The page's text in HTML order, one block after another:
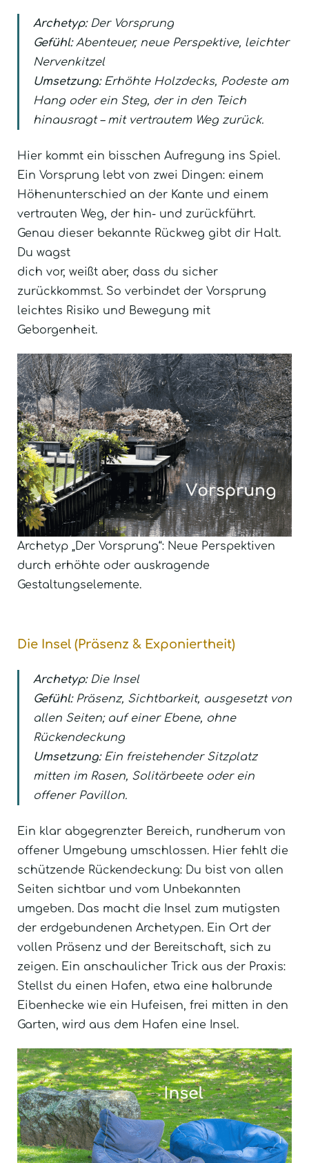
Archetyp:Der Vorsprung
Gefühl:Abenteuer, neue Perspektive, leichter
Nervenkitzel
Umsetzung:Erhöhte Holzdecks, Podeste am
Hang oder ein Steg, der in den Teich
hinausragt – mit vertrautem Weg zurück.
Hier kommt ein bisschen Aufregung ins Spiel.
Ein Vorsprung lebt von zwei Dingen: einem
Höhenunterschied an der Kante und einem
vertrauten Weg, der hin- und zurückführt.
Genau dieser bekannte Rückweg gibt dir Halt.
Du wagst
dich vor, weißt aber, dass du sicher
zurückkommst. So verbindet der Vorsprung
leichtes Risiko und Bewegung mit
Geborgenheit.
Archetyp „Der Vorsprung“: Neue Perspektiven
durch erhöhte oder auskragende
Gestaltungselemente.
Die Insel (Präsenz & Exponiertheit)
Archetyp:Die Insel
Gefühl:Präsenz, Sichtbarkeit, ausgesetzt von
allen Seiten; auf einer Ebene, ohne
Rückendeckung
Umsetzung:Ein freistehender Sitzplatz
mitten im Rasen, Solitärbeete oder ein
offener Pavillon.
Ein klar abgegrenzter Bereich, rundherum von
offener Umgebung umschlossen. Hier fehlt die
schützende Rückendeckung: Du bist von allen
Seiten sichtbar und vom Unbekannten
umgeben. Das macht die Insel zum mutigsten
der erdgebundenen Archetypen. Ein Ort der
vollen Präsenz und der Bereitschaft, sich zu
zeigen. Ein anschaulicher Trick aus der Praxis:
Stellst du einen Hafen, etwa eine halbrunde
Eibenhecke wie ein Hufeisen, frei mitten in den
Garten, wird aus dem Hafen eine Insel.